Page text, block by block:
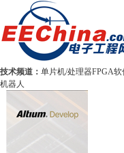
技术频道： 单片机/处理器FPGA软
机器人